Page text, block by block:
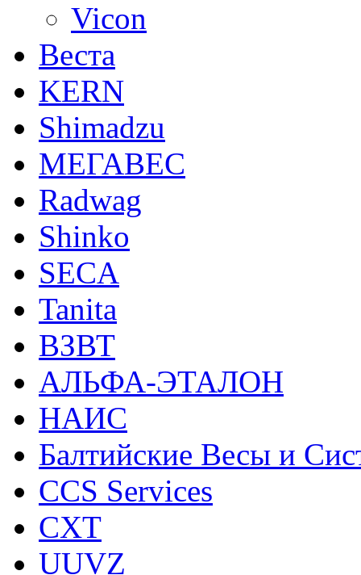
Vicon
Веста
KERN
Shimadzu
МЕГАВЕС
Radwag
Shinko
SECA
Tanita
ВЗВТ
АЛЬФА-ЭТАЛОН
НАИС
Балтийские Весы и
CCS Services
CXT
UUVZ